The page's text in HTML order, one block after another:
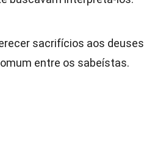
sacrifícios aos deuses
entre os sabeístas.